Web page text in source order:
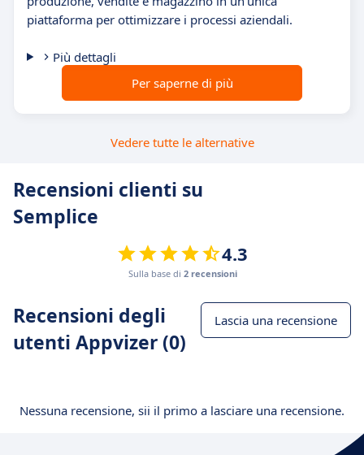
piattaforma per ottimizzare i processi aziendali.
Più dettagli
Per saperne di più
Vedere tutte le alternative
Recensioni clienti su
Semplice
4.3
Sulla base di 2 recensioni
Recensioni degli
utenti Appvizer (0)
Lascia una recensione
Nessuna recensione, sii il primo a lasciare una recensione.